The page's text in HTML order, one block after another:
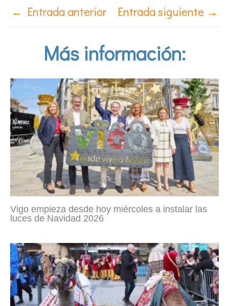
← Entrada anterior Entrada siguiente →
Más información:
Vigo empieza desde hoy miércoles a instalar las
luces de Navidad 2026